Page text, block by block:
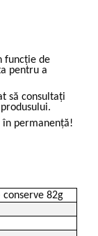
funcție de
pentru a
să consultați
în permanență!
82g